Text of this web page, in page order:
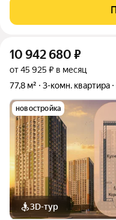
, площадь: Общая 67,5
Этаж: 1 из 8 (панельный
10 942 680 ₽
от 45 925 ₽ в месяц
77,8 м²
3-комн. квартира
новостройка
3D-тур